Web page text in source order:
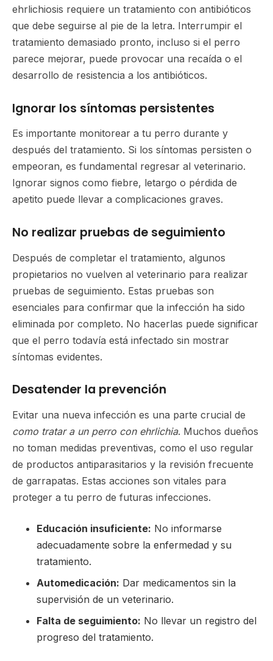
ehrlichiosis requiere un tratamiento con antibióticos
que debe seguirse al pie de la letra. Interrumpir el
tratamiento demasiado pronto, incluso si el perro
parece mejorar, puede provocar una recaída o el
desarrollo de resistencia a los antibióticos.
Ignorar los síntomas persistentes
Es importante monitorear a tu perro durante y
después del tratamiento. Si los síntomas persisten o
empeoran, es fundamental regresar al veterinario.
Ignorar signos como fiebre, letargo o pérdida de
apetito puede llevar a complicaciones graves.
No realizar pruebas de seguimiento
Después de completar el tratamiento, algunos
propietarios no vuelven al veterinario para realizar
pruebas de seguimiento. Estas pruebas son
esenciales para confirmar que la infección ha sido
eliminada por completo. No hacerlas puede significar
que el perro todavía está infectado sin mostrar
síntomas evidentes.
Desatender la prevención
Evitar una nueva infección es una parte crucial de
como tratar a un perro con ehrlichia. Muchos dueños
no toman medidas preventivas, como el uso regular
de productos antiparasitarios y la revisión frecuente
de garrapatas. Estas acciones son vitales para
proteger a tu perro de futuras infecciones.
Educación insuficiente: No informarse
adecuadamente sobre la enfermedad y su
tratamiento.
Automedicación: Dar medicamentos sin la
supervisión de un veterinario.
Falta de seguimiento: No llevar un registro del
progreso del tratamiento.